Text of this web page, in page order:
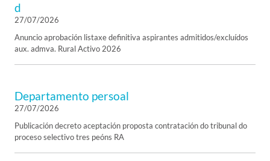
d
27/07/2026
Anuncio aprobación listaxe definitiva aspirantes admitidos/excluídos
aux. admva. Rural Activo 2026
Departamento persoal
27/07/2026
Publicación decreto aceptación proposta contratación do tribunal do
proceso selectivo tres peóns RA